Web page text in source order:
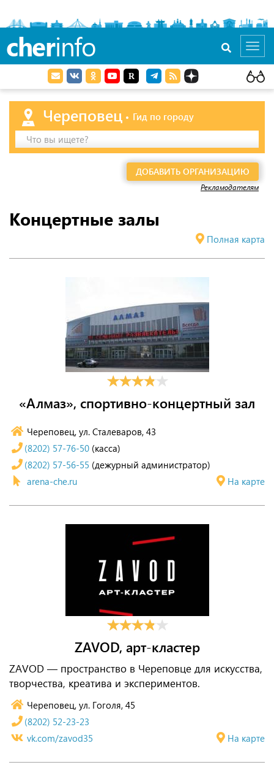
cherinfo
Череповец
Гид по городу
Что вы ищете?
ДОБАВИТЬ ОРГАНИЗАЦИЮ
Рекламодателям
Концертные залы
Полная карта
«Алмаз», спортивно-концертный зал
Череповец, ул. Сталеваров, 43
На карте
(8202) 57-76-50 (касса)
(8202) 57-56-55 (дежурный администратор)
arena-che.ru
ZAVOD, арт-кластер
ZAVOD — пространство в Череповце для искусства,
творчества, креатива и экспериментов.
Череповец, ул. Гоголя, 45
На карте
(8202) 52-23-23
vk.com/zavod35